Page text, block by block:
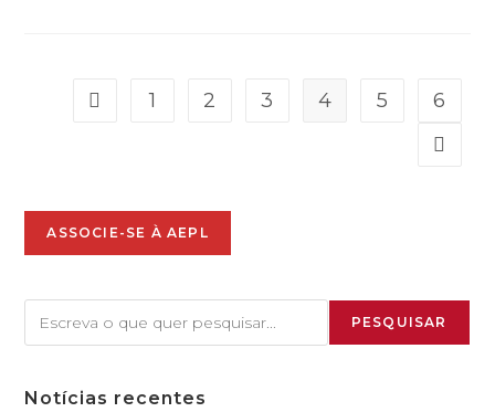
1 2 3 4 5 6
ASSOCIE-SE À AEPL
PESQUISAR
Notícias recentes